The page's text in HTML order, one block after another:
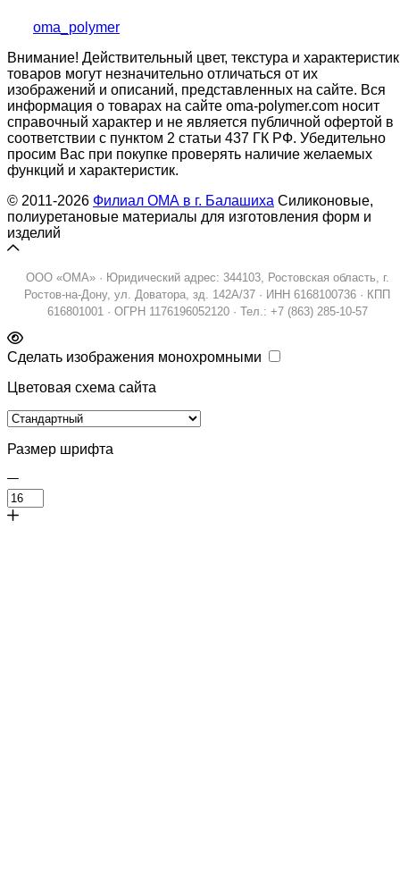
oma_polymer
Внимание! Действительный цвет, текстура и
товаров могут незначительно отличаться от их
изображений и описаний, представленных на сайте. Вся
информация о товарах на сайте oma-polymer.com носит
справочный характер и не является публичной офертой в
соответствии с пунктом 2 статьи 437 ГК РФ. Убедительно
просим Вас при покупке проверять наличие желаемых
функций и характеристик.
© 2011-2026 Филиал ОМА в г. Балашиха Силиконовые,
полиуретановые материалы для изготовления форм и
изделий
ООО «ОМА» · Юридический адрес: 344103, Ростовская область, г.
Ростов-на-Дону, ул. Доватора, зд. 142А/37 · ИНН 6168100736 · КПП
616801001 · ОГРН 1176196052120 · Тел.: +7 (863) 285-10-57
Сделать изображения монохромными
Цветовая схема сайта
Размер шрифта